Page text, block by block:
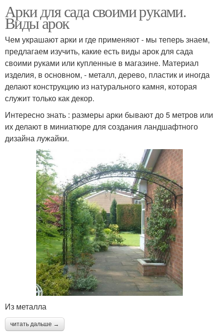
Арки для сада своими руками.
Виды арок
Чем украшают арки и где применяют - мы теперь знаем,
предлагаем изучить, какие есть виды арок для сада
своими руками или купленные в магазине. Материал
изделия, в основном, - металл, дерево, пластик и иногда
делают конструкцию из натурального камня, которая
служит только как декор.
Интересно знать : размеры арки бывают до 5 метров или
их делают в миниатюре для создания ландшафтного
дизайна лужайки.
Из металла
читать дальше →